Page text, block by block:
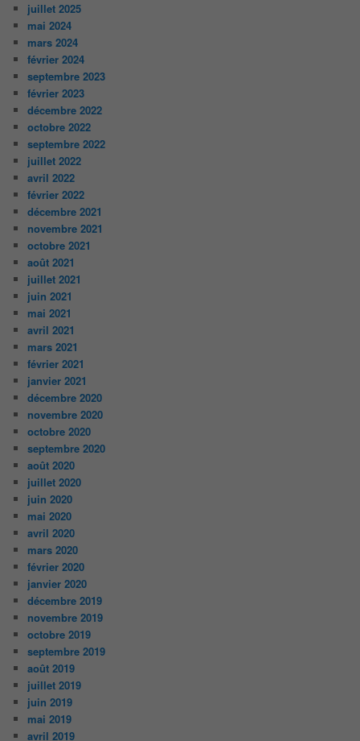
juillet 2025
mai 2024
mars 2024
février 2024
septembre 2023
février 2023
décembre 2022
octobre 2022
septembre 2022
juillet 2022
avril 2022
février 2022
décembre 2021
novembre 2021
octobre 2021
août 2021
juillet 2021
juin 2021
mai 2021
avril 2021
mars 2021
février 2021
janvier 2021
décembre 2020
novembre 2020
octobre 2020
septembre 2020
août 2020
juillet 2020
juin 2020
mai 2020
avril 2020
mars 2020
février 2020
janvier 2020
décembre 2019
novembre 2019
octobre 2019
septembre 2019
août 2019
juillet 2019
juin 2019
mai 2019
avril 2019